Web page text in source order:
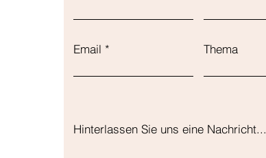
Email Thema
Hinterlassen Sie uns eine Nachricht...